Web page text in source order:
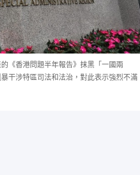
《香港問題半年報告》抹黑「一國兩
干涉特區司法和法治，對此表示強烈不滿